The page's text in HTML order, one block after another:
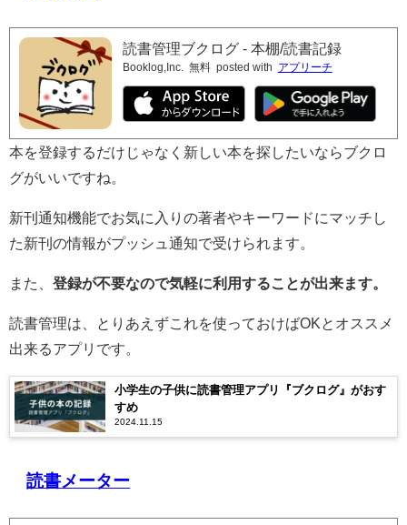
読書管理ブクログ - 本棚/読書記録
Booklog,Inc. 無料 posted with アプリーチ
本を登録するだけじゃなく新しい本を探したいならブクロ
グがいいですね。
新刊通知機能でお気に入りの著者やキーワードにマッチし
た新刊の情報がプッシュ通知で受けられます。
また、 登録が不要なので気軽に利用することが出来ます。
読書管理は、とりあえずこれを使っておけばOKとオススメ
出来るアプリです。
小学生の子供に読書管理アプリ『ブクログ』がおす
すめ
2024.11.15
読書メーター